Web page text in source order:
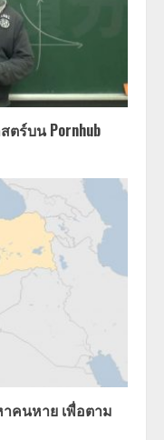
ร์บน Pornhub
คนหาย เพื่อตาม